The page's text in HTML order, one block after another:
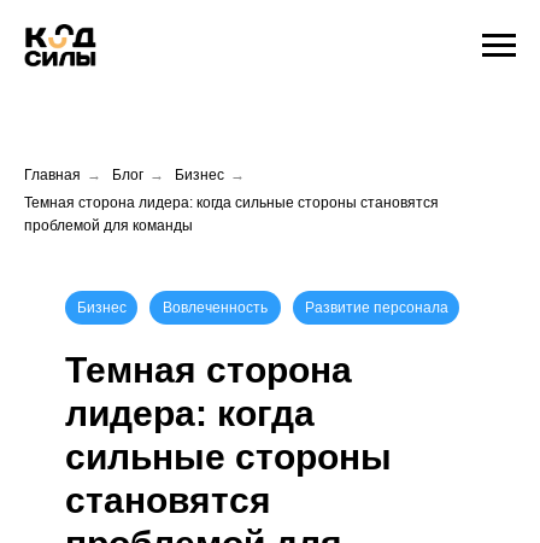
Главная → Блог → Бизнес →
Темная сторона лидера: когда сильные стороны становятся
проблемой для команды
Темная сторона
лидера: когда
сильные стороны
становятся
Бизнес Вовлеченность Развитие персонала